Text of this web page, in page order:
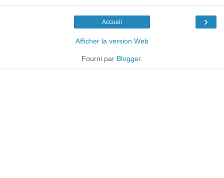
›
Accueil
Afficher la version Web
Fourni par Blogger.